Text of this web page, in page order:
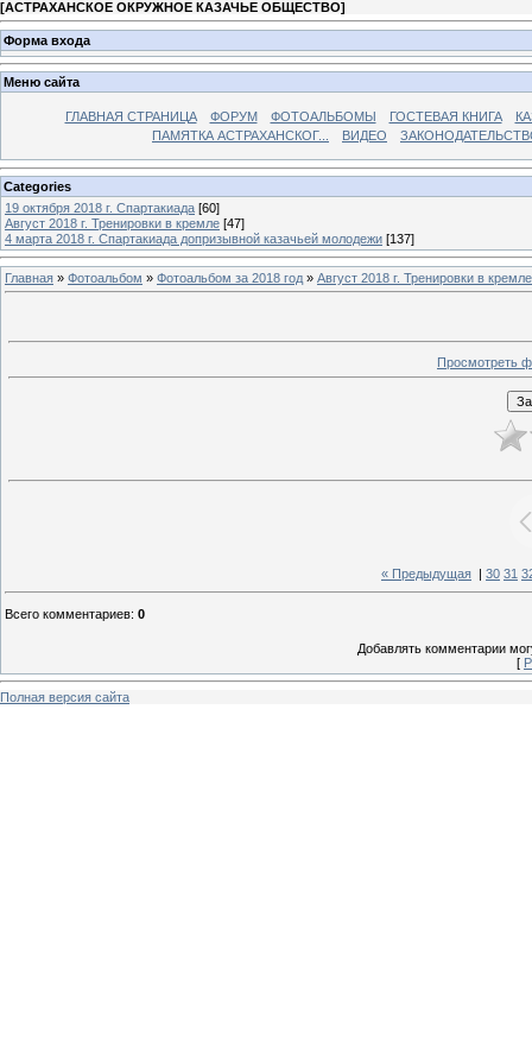
[АСТРАХАНСКОЕ ОКРУЖНОЕ КАЗАЧЬЕ ОБЩЕСТВО]
Форма входа
Меню сайта
ГЛАВНАЯ СТРАНИЦА ФОРУМ ФОТОАЛЬБОМЫ ГОСТЕВАЯ КНИГА
ПАМЯТКА АСТРАХАНСКОГ...
ВИДЕО
Categories
19 октября 2018 г. Спартакиада [60]
Август 2018 г. Тренировки в кремле [47]
4 марта 2018 г. Спартакиада допризывной казачьей молодежи [137]
Главная » Фотоальбом » Фотоальбом за 2018 год » Август 2018 г. Тренировки в кремле
Просмотреть
« Предыдущая 30 31
Всего комментариев: 0
Добавлять комментарии
[
Полная версия сайта